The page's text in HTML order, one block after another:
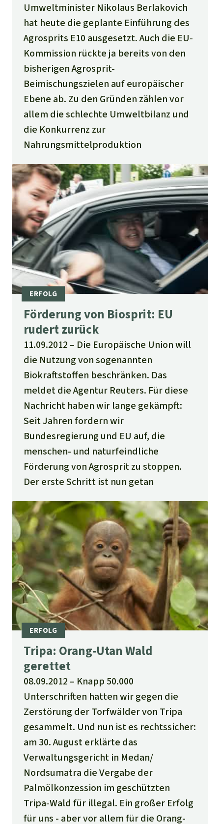
Umweltminister Nikolaus Berlakovich
hat heute die geplante Einführung des
Agrosprits E10 ausgesetzt. Auch die EU-
Kommission rückte ja bereits von den
bisherigen Agrosprit-
Beimischungszielen auf europäischer
Ebene ab. Zu den Gründen zählen vor
allem die schlechte Umweltbilanz und
die Konkurrenz zur
Nahrungsmittelproduktion
Förderung von Biosprit: EU
rudert zurück
11.09.2012
Die Europäische Union will
die Nutzung von sogenannten
Biokraftstoffen beschränken. Das
meldet die Agentur Reuters. Für diese
Nachricht haben wir lange gekämpft:
Seit Jahren fordern wir
Bundesregierung und EU auf, die
menschen- und naturfeindliche
Förderung von Agrosprit zu stoppen.
Der erste Schritt ist nun getan
Tripa: Orang-Utan Wald
gerettet
08.09.2012
Knapp 50.000
Unterschriften hatten wir gegen die
Zerstörung der Torfwälder von Tripa
gesammelt. Und nun ist es rechtssicher:
am 30. August erklärte das
Verwaltungsgericht in Medan/
Nordsumatra die Vergabe der
Palmölkonzession im geschützten
Tripa-Wald für illegal. Ein großer Erfolg
für uns - aber vor allem für die Orang-